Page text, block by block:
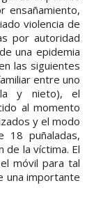
ensañamiento,
violencia de
por autoridad
una epidemia
las siguientes
entre uno
y nieto), el
al momento
y el modo
puñaladas,
de la víctima. El
móvil para tal
una importante